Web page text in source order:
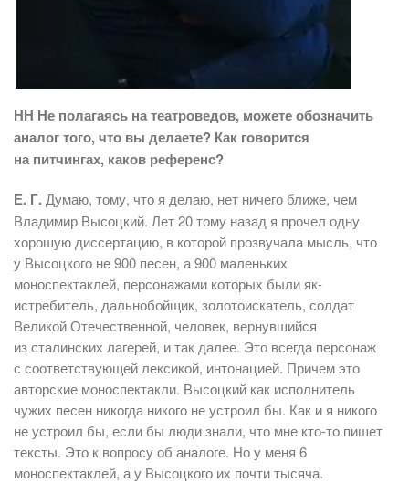
НН Не полагаясь на театроведов, можете обозначить
аналог того, что вы делаете? Как говорится
на питчингах, каков референс?
Е. Г. Думаю, тому, что я делаю, нет ничего ближе, чем
Владимир Высоцкий. Лет 20 тому назад я прочел одну
хорошую диссертацию, в которой прозвучала мысль, что
у Высоцкого не 900 песен, а 900 маленьких
моноспектаклей, персонажами которых были як-
истребитель, дальнобойщик, золотоискатель, солдат
Великой Отечественной, человек, вернувшийся
из сталинских лагерей, и так далее. Это всегда персонаж
с соответствующей лексикой, интонацией. Причем это
авторские моноспектакли. Высоцкий как исполнитель
чужих песен никогда никого не устроил бы. Как и я никого
не устроил бы, если бы люди знали, что мне кто-то пишет
тексты. Это к вопросу об аналоге. Но у меня 6
моноспектаклей, а у Высоцкого их почти тысяча.